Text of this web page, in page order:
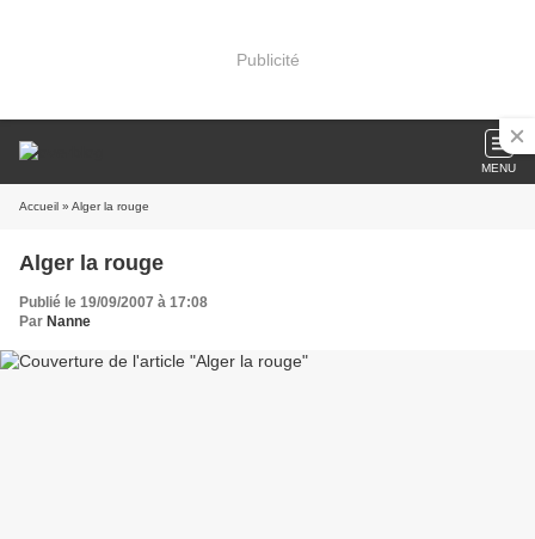
Publicité
MENU
Accueil » Alger la rouge
Alger la rouge
Publié le 19/09/2007 à 17:08
Par Nanne